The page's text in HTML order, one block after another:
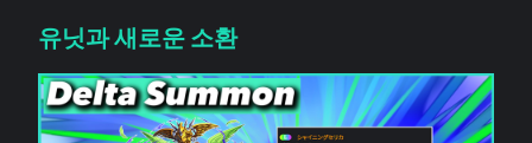
유닛과 새로운 소환